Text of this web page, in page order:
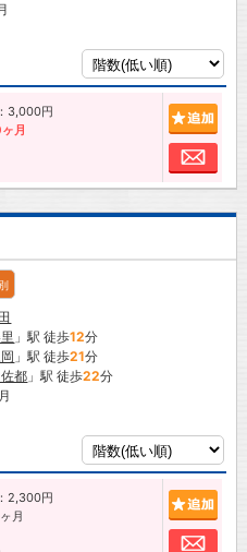
3,000円
月
お
」駅 徒歩12分
」駅 徒歩21分
都 」駅 徒歩22分
2,300円
月
お